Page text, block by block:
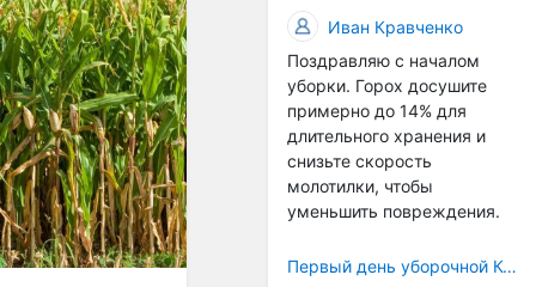
это в рамках
существующих реалий для
людей принимающих
решения как раз хорошо,
само село окажется при
деле, да и количество
задействованных в
сельхозпоризводстве
кадров таким образом
Иван Кравченко
Поздравляю с началом
уборки. Горох досушите
примерно до 14% для
длительного хранения и
снизьте скорость
молотилки, чтобы
уменьшить повреждения.
Первый день уборочной Компании 2026🫡Считаю открытым.